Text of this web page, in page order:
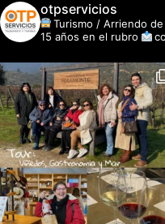
otpservicios
Turismo / Arriendo de
15 años en el rubro